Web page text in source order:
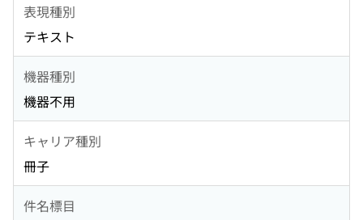
表現種別
テキスト
機器種別
機器不用
キャリア種別
冊子
件名標目